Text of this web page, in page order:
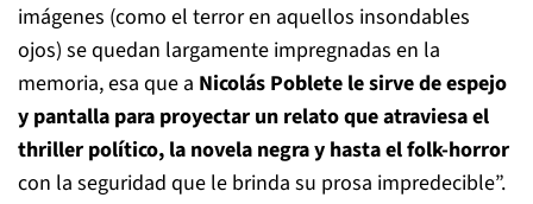
imágenes (como el terror en aquellos insondables
ojos) se quedan largamente impregnadas en la
memoria, esa que a Nicolás Poblete le sirve de espejo
y pantalla para proyectar un relato que atraviesa el
thriller político, la novela negra y hasta el folk-horror
con la seguridad que le brinda su prosa impredecible”.